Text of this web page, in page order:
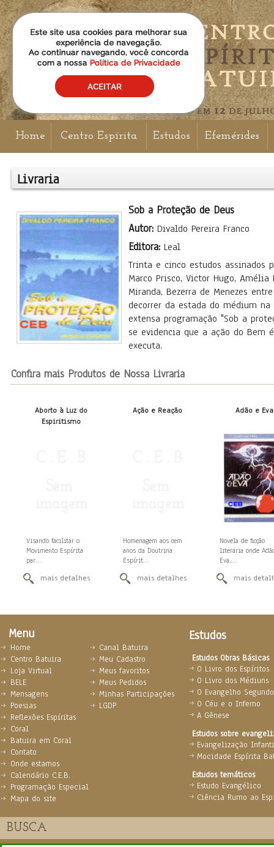
Home Centro Espírita Estudos Efemérides
Livraria
Sob a Proteção de Deus
Autor: Divaldo Pereira Franco
Editora: Leal
Trinta e cinco estudos assinados
Marco Prisco, Victor Hugo,
Miranda, Bezerra de Menezes
decorrer da estada do médium na
extensa programação "Sob a
se evidencia que a ação do Bem
executa.
Confira mais Produtos de Nossa Livraria
Aborto à Luz do
Espiritismo
Visando facilitar o
Movimento Espírita
par...
mais detalhes
Ação e Reação
Homenagem aos cem
anos da Doutrina
Espírit...
mais detalhes
Adão e Eva
Novela de ficção
literária onde
Eva,...
mais
Menu Estudos
Estudos Obras Básicas
O Livro dos Espíritos
O Livro dos Médiuns
O Evangelho
O Céu e o Inferno
A Gênese
Estudos sobre
Evangelização
Mocidade Espírita
Estudos temáticos
Estudo Evangélico
Ciência Rumo ao
Home
Centro Batuira
Loja Virtual
BELE
Mensagens
Poesias
Reflexões Espíritas
Coral
Batuira em Coral
Contato
Onde estamos
Calendário C.E.B.
Programação Especial
Mapa do site
Canal Batuira
Meu Cadastro
Meus favoritos
Meus Pedidos
Minhas Participações
LGDP